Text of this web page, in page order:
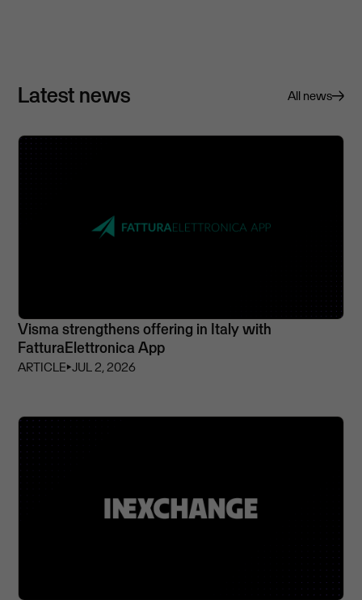
Latest news All news
Visma strengthens offering in Italy with
FatturaElettronica App
ARTICLE⏵JUL 2, 2026